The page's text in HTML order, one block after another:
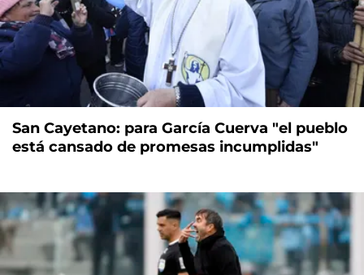
San Cayetano: para García Cuerva "el pueblo
está cansado de promesas incumplidas"